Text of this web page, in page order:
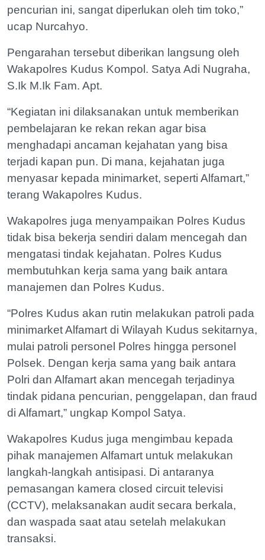
pencurian ini, sangat diperlukan oleh tim toko,”
ucap Nurcahyo.
Pengarahan tersebut diberikan langsung oleh
Wakapolres Kudus Kompol. Satya Adi Nugraha,
S.Ik M.Ik Fam. Apt.
“Kegiatan ini dilaksanakan untuk memberikan
pembelajaran ke rekan rekan agar bisa
menghadapi ancaman kejahatan yang bisa
terjadi kapan pun. Di mana, kejahatan juga
menyasar kepada minimarket, seperti Alfamart,”
terang Wakapolres Kudus.
Wakapolres juga menyampaikan Polres Kudus
tidak bisa bekerja sendiri dalam mencegah dan
mengatasi tindak kejahatan. Polres Kudus
membutuhkan kerja sama yang baik antara
manajemen dan Polres Kudus.
“Polres Kudus akan rutin melakukan patroli pada
minimarket Alfamart di Wilayah Kudus sekitarnya,
mulai patroli personel Polres hingga personel
Polsek. Dengan kerja sama yang baik antara
Polri dan Alfamart akan mencegah terjadinya
tindak pidana pencurian, penggelapan, dan fraud
di Alfamart,” ungkap Kompol Satya.
Wakapolres Kudus juga mengimbau kepada
pihak manajemen Alfamart untuk melakukan
langkah-langkah antisipasi. Di antaranya
pemasangan kamera closed circuit televisi
(CCTV), melaksanakan audit secara berkala,
dan waspada saat atau setelah melakukan
transaksi.